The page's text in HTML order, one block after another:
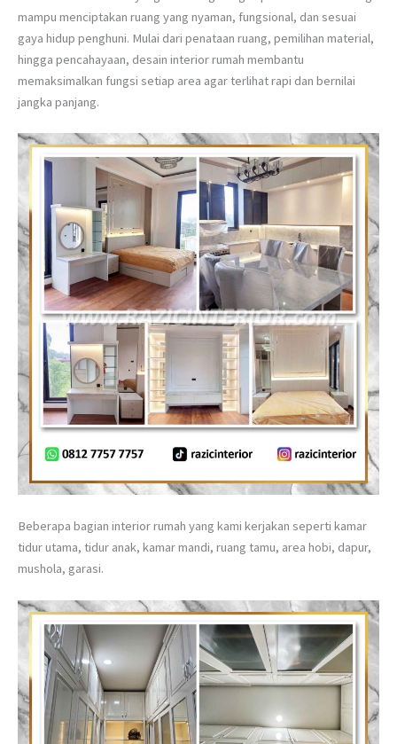
mampu menciptakan ruang yang nyaman, fungsional, dan sesuai
gaya hidup penghuni. Mulai dari penataan ruang, pemilihan material,
hingga pencahayaan, desain interior rumah membantu
memaksimalkan fungsi setiap area agar terlihat rapi dan bernilai
jangka panjang.
Beberapa bagian interior rumah yang kami kerjakan seperti kamar
tidur utama, tidur anak, kamar mandi, ruang tamu, area hobi, dapur,
mushola, garasi.